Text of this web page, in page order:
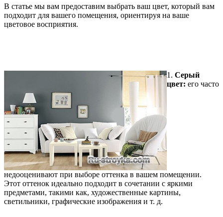
В статье мы вам предоставим выбрать ваш цвет, который вам
подходит для вашего помещения, ориентируя на ваше
цветовое восприятия.
1. Серый
цвет: его часто
недооценивают при выборе оттенка в вашем помещении.
Этот оттенок идеально подходит в сочетании с яркими
предметами, такими как, художественные картины,
светильники, графические изображения и т. д.